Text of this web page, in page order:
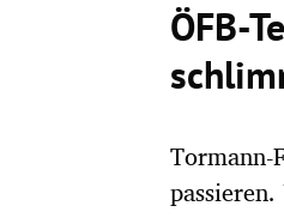
ÖFB-
Tormann-